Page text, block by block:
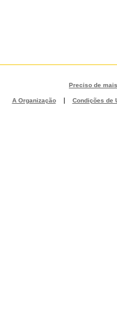
Preciso de
A Organização | Condições de